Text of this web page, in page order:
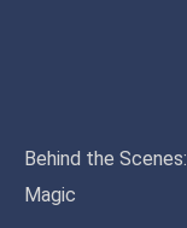
Behind the
Magic